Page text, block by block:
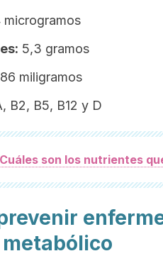
microgramos
5,3 gramos
miligramos
B2, B5, B12 y D
son los nutrientes